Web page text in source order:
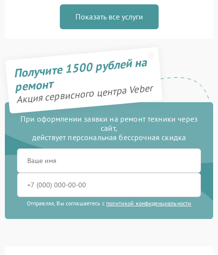
Показать все услуги
Получите 1500 рублей на
ремонт
Акция сервисного центра Veber
При оформлении заявки на ремонт техники через
сайт,
действует персональная бессрочная скидка
Отправляя, Вы соглашаетесь с политикой конфиденциальности